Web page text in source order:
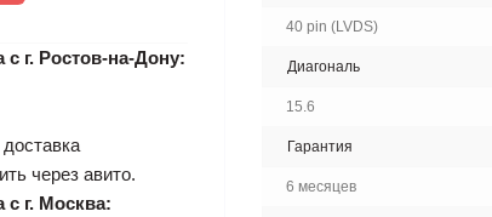
с г. Ростов-на-Дону:
через авито.
с г. Москва:
40 pin (LVDS)
Диагональ
15.6
Гарантия
6 месяцев